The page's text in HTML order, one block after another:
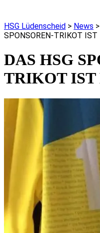
HSG Lüdenscheid > News >
SPONSOREN-TRIKOT IST
DAS HSG
TRIKOT IST